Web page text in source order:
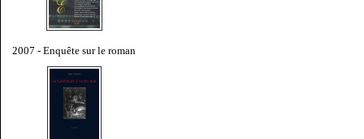
2007 - Enquête sur le roman